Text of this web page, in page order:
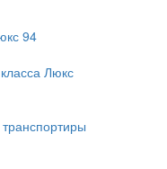
94
Люкс